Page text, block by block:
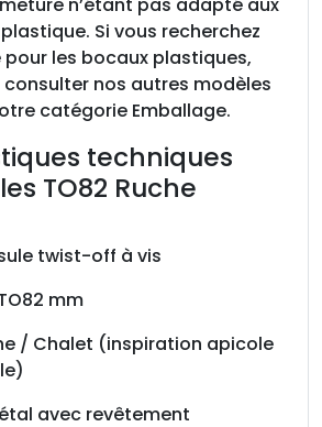
Si vous recherchez
les bocaux plastiques,
consulter nos autres modèles
catégorie Emballage.
techniques
TO82 Ruche
twist-off à vis
mm
/ Chalet (inspiration apicole
avec revêtement